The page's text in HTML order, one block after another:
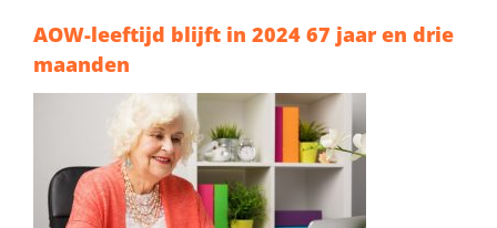
AOW-leeftijd blijft in 2024 67 jaar en drie
maanden